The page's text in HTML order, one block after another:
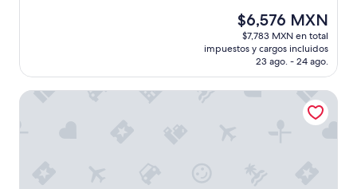
El
precio
actual
de
$6,576 MXN
$6,576 MXN
$7,783 MXN en total
impuestos y cargos incluidos
23 ago. - 24 ago.
Tahiti Airport Motel